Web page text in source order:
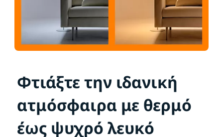
Φτιάξτε την ιδανική
ατμόσφαιρα με θερμό
έως ψυχρό λευκό